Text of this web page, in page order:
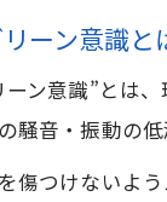
土地家
現場で
土地家
土地家
ーン意識と
ン意識”とは
音・振動の
傷つけないよ